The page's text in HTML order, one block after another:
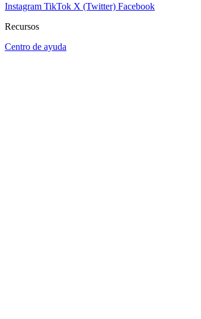
Instagram TikTok X (Twitter) Facebook
Recursos
Centro de ayuda